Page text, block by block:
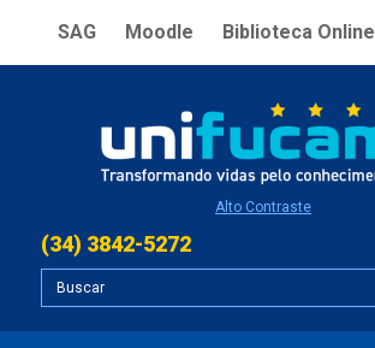
SAG Moodle Biblioteca Online
Alto Contraste
(34) 3842-5272